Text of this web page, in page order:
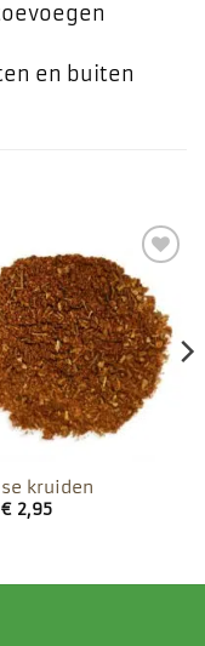
en buiten
Toevoegen
aan
favorieten
kruiden
€2,95